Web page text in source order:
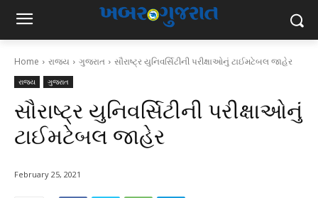
Home રાજ્ય ગુજરાત સૌરાષ્ટ્ર યુનિવર્સિટીની પરીક્ષાઓનું ટાઈમટેબલ જાહેર
રાજ્ય ગુજરાત
સૌરાષ્ટ્ર યુનિવર્સિટીની પરીક્ષાઓનું
ટાઈમટેબલ જાહેર
February 25, 2021